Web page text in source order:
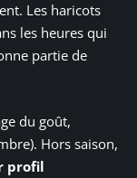
Les haricots
les heures qui
partie de
du goût,
Hors saison,
profil